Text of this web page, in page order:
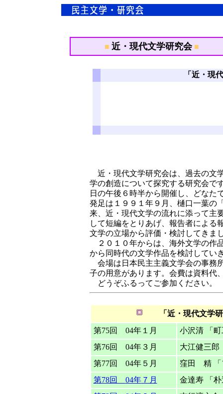
■ 近・現代文学研究会 ■
「近・現代文
近・現代文学研究会は、過去の文
学の創造について探究する研究会で
日の午後６時半から開催し、どなた
発足は１９９１年９月、樋口一葉の
来、近・現代文学の流れに添って主
して短編をとりあげ、報告者による
文学の立場から評価・検討してきま
２０１０年からは、海外文学の作
から同時代の文学作品を検討してい
会場は日本民主主義文学会の事務
子の用意があります。会費は資料代
どうぞふるってご参加ください。
「近・現代文学
第75回 04年１月
小沢清 「
第76回 04年３月
大江健三郎
第77回 04年５月
窪田 精 「
第78回 04年７月
金達寿 「